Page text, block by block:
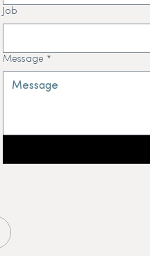
Job
Message *